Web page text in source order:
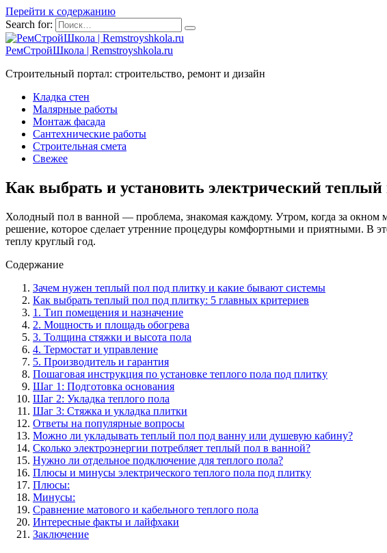
Перейти к содержанию
Search for:
РемСтройШкола | Remstroyshkola.ru
Строительный портал: строительство, ремонт и дизайн
Кладка стен
Малярные работы
Монтаж фасада
Сантехнические работы
Строительная смета
Свежее
Как выбрать и установить электрический
Холодный пол в ванной — проблема, знакомая каждому. Утром, когда за
решение, которое сделает утренние процедуры комфортными и приятными. В
теплу круглый год.
Содержание
Зачем нужен теплый пол под плитку и какие бывают системы
Как выбрать теплый пол под плитку: 5 главных критериев
1. Тип помещения и назначение
2. Мощность и площадь обогрева
3. Толщина стяжки и высота пола
4. Термостат и управление
5. Производитель и гарантия
Пошаговая инструкция по установке теплого пола под плитку
Шаг 1: Подготовка основания
Шаг 2: Укладка теплого пола
Шаг 3: Стяжка и укладка плитки
Ответы на популярные вопросы
Можно ли укладывать теплый пол под ванну или душевую кабину?
Сколько электроэнергии потребляет теплый пол в ванной?
Нужно ли отдельное подключение для теплого пола?
Плюсы и минусы электрического теплого пола под плитку
Плюсы:
Минусы:
Сравнение матового и кабельного теплого пола
Интересные факты и лайфхаки
Заключение